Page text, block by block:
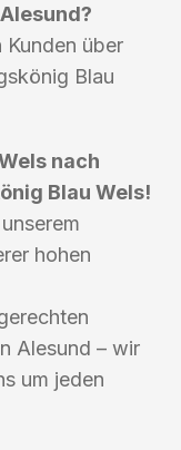
Kunden über
Blau
nach
Blau Wels!
hohen
Alesund – wir
um jeden